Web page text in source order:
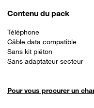
Contenu du pack
Téléphone
Câble data compatible
Sans kit piéton
Sans adaptateur secteur
Pour vous procurer un